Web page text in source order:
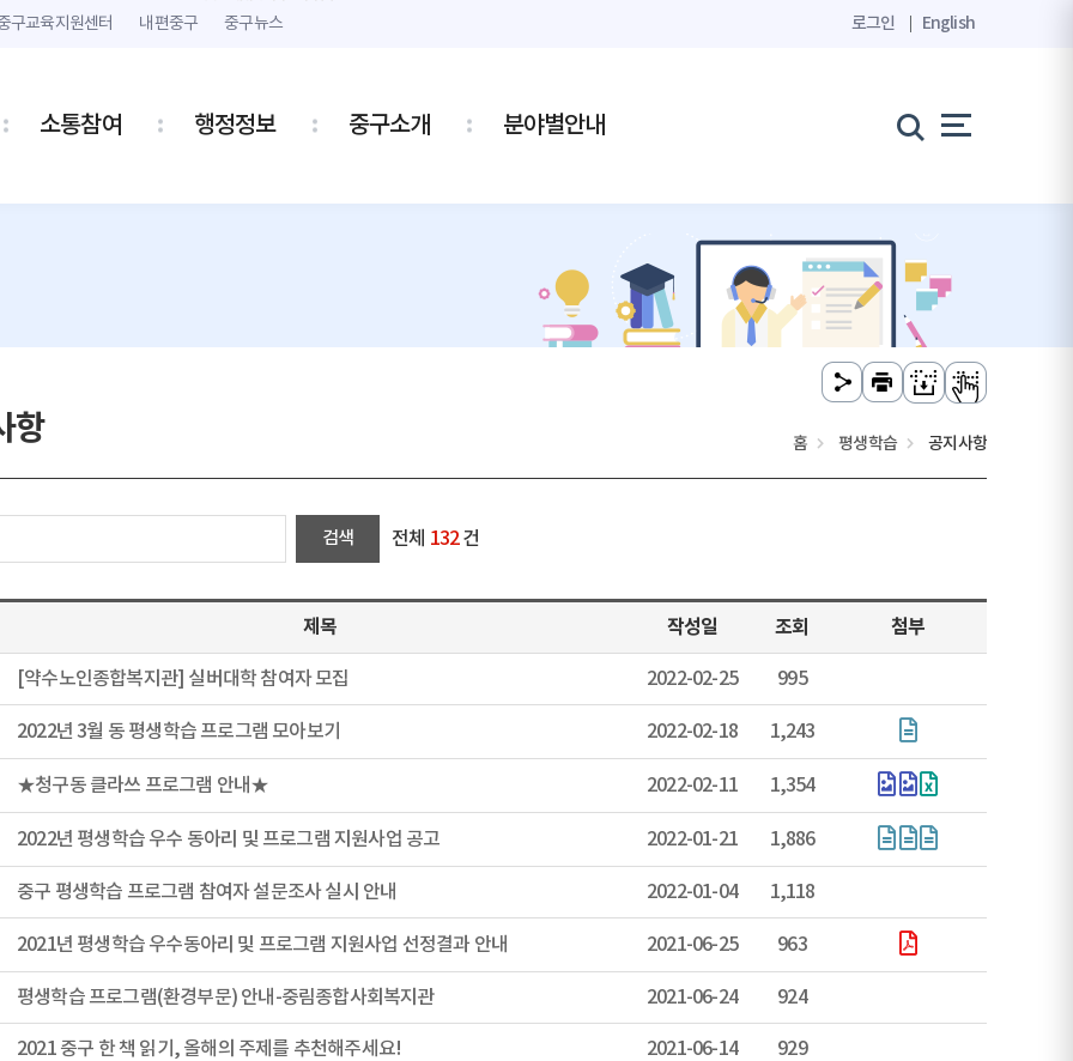
구교육지원센터 내편중구 중구뉴스 로그인 English
소통참여 행정정보 중구소개 분야별안내
항 홈 평생학습 공지사항
전체 132 건
제목 작성일 조회 첨부
[약수노인종합복지관] 실버대학 참여자 모집 2022-02-25 995
2022년 3월 동 평생학습 프로그램 모아보기 2022-02-18 1,243
★청구동 클라쓰 프로그램 안내★ 2022-02-11 1,354
2022년 평생학습 우수 동아리 및 프로그램 지원사업 공고 2022-01-21 1,886
중구 평생학습 프로그램 참여자 설문조사 실시 안내 2022-01-04 1,118
2021년 평생학습 우수동아리 및 프로그램 지원사업 선정결과 안내 2021-06-25 963
평생학습 프로그램(환경부문) 안내-중림종합사회복지관 2021-06-24 924
2021 중구 한 책 읽기, 올해의 주제를 추천해주세요! 2021-06-14 929